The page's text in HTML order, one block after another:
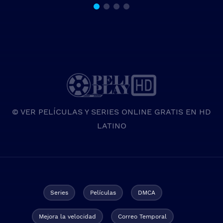
© VER PELÍCULAS Y SERIES ONLINE GRATIS EN HD
LATINO
Series Películas DMCA
Mejora la velocidad Correo Temporal